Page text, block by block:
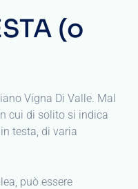
(o
Vigna Di Valle. Mal
cui di solito si indica
testa, di varia
può essere